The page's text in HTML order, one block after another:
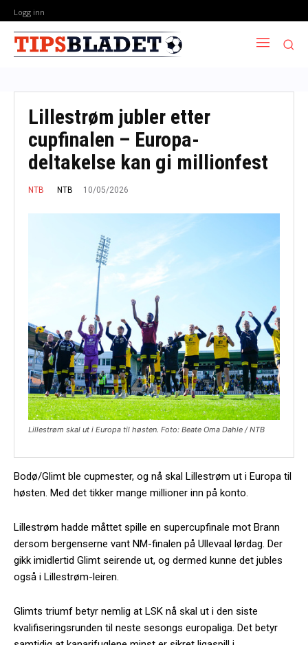
Logg inn
Lillestrøm jubler etter
cupfinalen – Europa-
deltakelse kan gi millionfest
NTB NTB 10/05/2026
Lillestrøm skal ut i Europa til høsten. Foto: Beate Oma Dahle / NTB
Bodø/Glimt ble cupmester, og nå skal Lillestrøm ut i Europa til
høsten. Med det tikker mange millioner inn på konto.
Lillestrøm hadde måttet spille en supercupfinale mot Brann
dersom bergenserne vant NM-finalen på Ullevaal lørdag. Der
gikk imidlertid Glimt seirende ut, og dermed kunne det jubles
også i Lillestrøm-leiren.
Glimts triumf betyr nemlig at LSK nå skal ut i den siste
kvalifiseringsrunden til neste sesongs europaliga. Det betyr